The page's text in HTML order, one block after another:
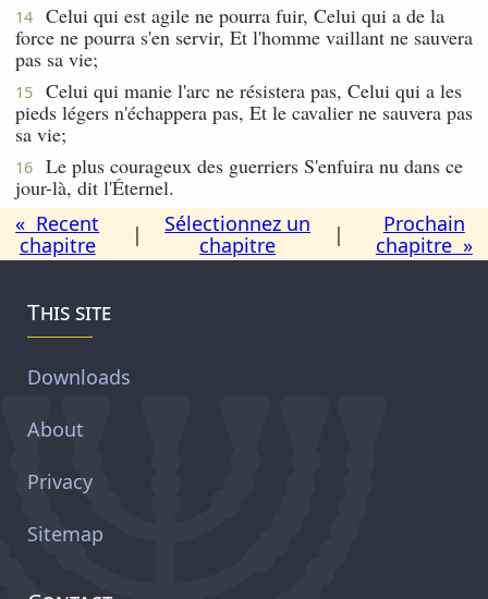
14
Celui qui est agile ne pourra fuir, Celui qui a de la
force ne pourra s'en servir, Et l'homme vaillant ne sauvera
pas sa vie;
15
Celui qui manie l'arc ne résistera pas, Celui qui a les
pieds légers n'échappera pas, Et le cavalier ne sauvera pas
sa vie;
16
Le plus courageux des guerriers S'enfuira nu dans ce
jour-là, dit l'Éternel.
« Recent
chapitre
|
Sélectionnez un
chapitre
|
Prochain
chapitre »
This site
Downloads
About
Privacy
Sitemap